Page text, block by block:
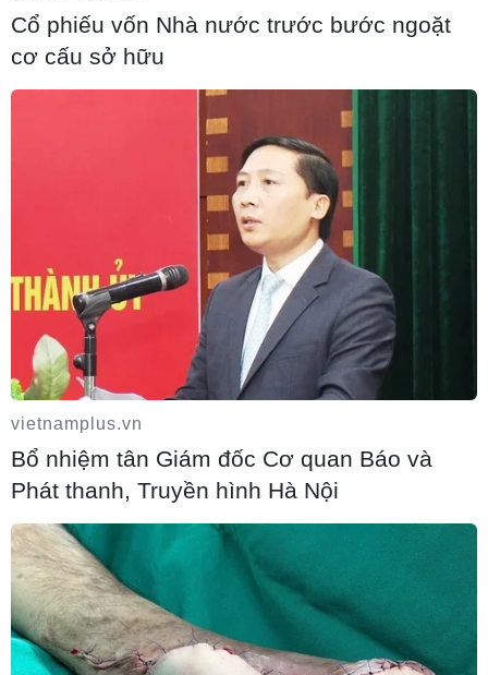
Iceland trước cuộc trưng cầu ý dân về nối
lại đàm phán gia nhập EU
Italy bác tối hậu thư của Tây Ban Nha về
kiểm soát biên giới
08/08/2026 07:27
Cổ phiếu vốn Nhà nước trước bước ngoặt
cơ cấu sở hữu
vietnamplus.vn
Bổ nhiệm tân Giám đốc Cơ quan Báo và
Phát thanh, Truyền hình Hà Nội